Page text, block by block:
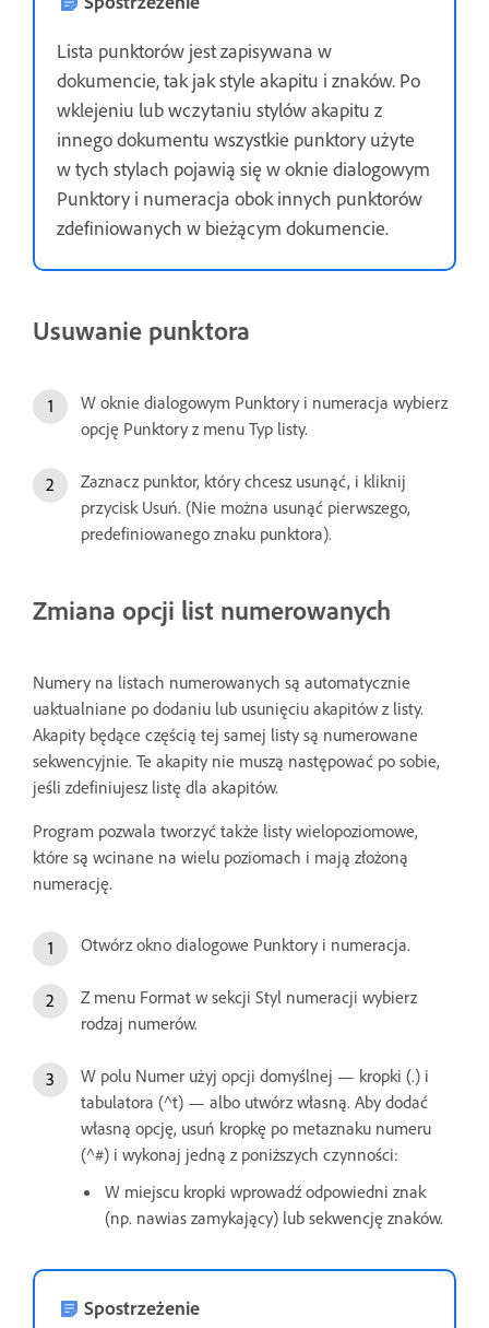
Lista punktorów jest zapisywana w
dokumencie, tak jak style akapitu i znaków. Po
wklejeniu lub wczytaniu stylów akapitu z
innego dokumentu wszystkie punktory użyte
w tych stylach pojawią się w oknie dialogowym
Punktory i numeracja obok innych punktorów
zdefiniowanych w bieżącym dokumencie.
Usuwanie punktora
W oknie dialogowym Punktory i numeracja wybierz
opcję Punktory z menu Typ listy.
Zaznacz punktor, który chcesz usunąć, i kliknij
przycisk Usuń. (Nie można usunąć pierwszego,
predefiniowanego znaku punktora).
Zmiana opcji list numerowanych
Numery na listach numerowanych są automatycznie
uaktualniane po dodaniu lub usunięciu akapitów z listy.
Akapity będące częścią tej samej listy są numerowane
sekwencyjnie. Te akapity nie muszą następować po sobie,
jeśli zdefiniujesz listę dla akapitów.
Program pozwala tworzyć także listy wielopoziomowe,
które są wcinane na wielu poziomach i mają złożoną
numerację.
Otwórz okno dialogowe Punktory i numeracja.
Z menu Format w sekcji Styl numeracji wybierz
rodzaj numerów.
W polu Numer użyj opcji domyślnej — kropki (.) i
tabulatora (^t) — albo utwórz własną. Aby dodać
własną opcję, usuń kropkę po metaznaku numeru
(^#) i wykonaj jedną z poniższych czynności:
W miejscu kropki wprowadź odpowiedni znak
(np. nawias zamykający) lub sekwencję znaków.
Spostrzeżenie